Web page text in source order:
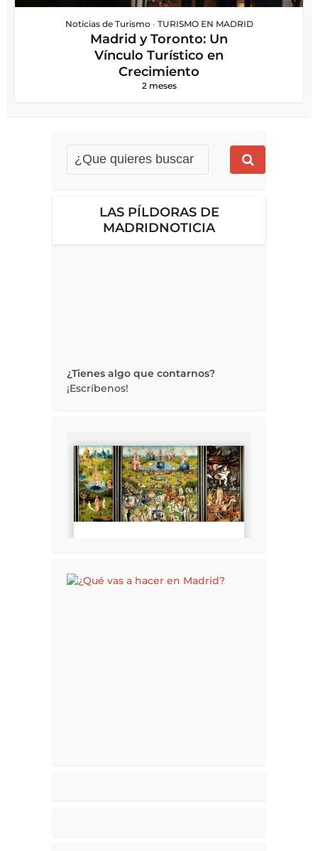
Noticias de Turismo • TURISMO EN MADRID
Madrid y Toronto: Un
Vínculo Turístico en
Crecimiento
2 meses
LAS PÍLDORAS DE
MADRIDNOTICIA
¿Tienes algo que contarnos?
¡Escríbenos!